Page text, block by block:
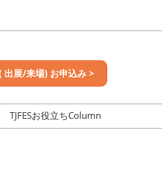
出展/来場) お申込み >
TJFESお役立ちColumn